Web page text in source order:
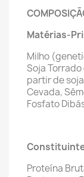
Matérias-
Milho
Soja
partir de
Cevada,
Fosfato
Proteína